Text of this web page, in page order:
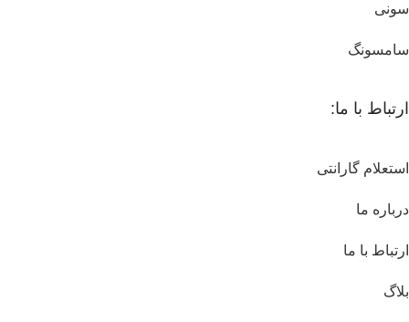
سونی
سامسونگ
ارتباط با ما:
استعلام گارانتی
درباره ما
ارتباط با ما
بلاگ